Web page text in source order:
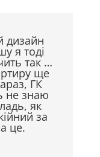
дизайн
я тоді
так …
ще
ГК
не знаю
як
за
це.